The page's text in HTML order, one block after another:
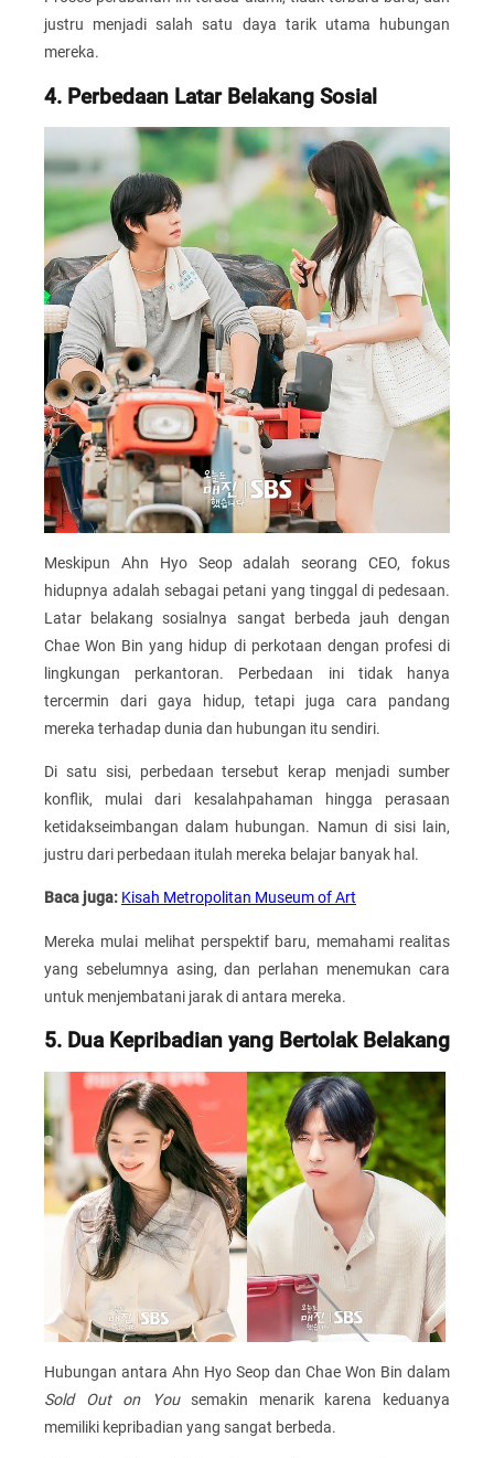
justru menjadi salah satu daya tarik utama hubungan
mereka.
4. Perbedaan Latar Belakang Sosial
Meskipun Ahn Hyo Seop adalah seorang CEO, fokus
hidupnya adalah sebagai petani yang tinggal di pedesaan.
Latar belakang sosialnya sangat berbeda jauh dengan
Chae Won Bin yang hidup di perkotaan dengan profesi di
lingkungan perkantoran. Perbedaan ini tidak hanya
tercermin dari gaya hidup, tetapi juga cara pandang
mereka terhadap dunia dan hubungan itu sendiri.
Di satu sisi, perbedaan tersebut kerap menjadi sumber
konflik, mulai dari kesalahpahaman hingga perasaan
ketidakseimbangan dalam hubungan. Namun di sisi lain,
justru dari perbedaan itulah mereka belajar banyak hal.
Baca juga: Kisah Metropolitan Museum of Art
Mereka mulai melihat perspektif baru, memahami realitas
yang sebelumnya asing, dan perlahan menemukan cara
untuk menjembatani jarak di antara mereka.
5. Dua Kepribadian yang Bertolak Belakang
Hubungan antara Ahn Hyo Seop dan Chae Won Bin dalam
Sold Out on Yousemakin menarik karena keduanya
memiliki kepribadian yang sangat berbeda.